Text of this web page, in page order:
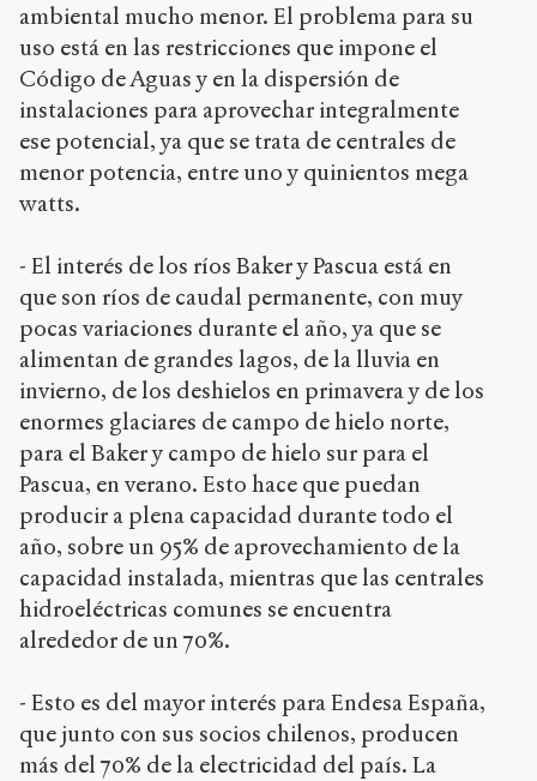
ambiental mucho menor. El problema para su
uso está en las restricciones que impone el
Código de Aguas y en la dispersión de
instalaciones para aprovechar integralmente
ese potencial, ya que se trata de centrales de
menor potencia, entre uno y quinientos mega
watts.
- El interés de los ríos Baker y Pascua está en
que son ríos de caudal permanente, con muy
pocas variaciones durante el año, ya que se
alimentan de grandes lagos, de la lluvia en
invierno, de los deshielos en primavera y de los
enormes glaciares de campo de hielo norte,
para el Baker y campo de hielo sur para el
Pascua, en verano. Esto hace que puedan
producir a plena capacidad durante todo el
año, sobre un 95% de aprovechamiento de la
capacidad instalada, mientras que las centrales
hidroeléctricas comunes se encuentra
alrededor de un 70%.
- Esto es del mayor interés para Endesa España,
que junto con sus socios chilenos, producen
más del 70% de la electricidad del país. La